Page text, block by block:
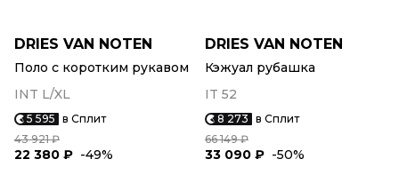
DRIES VAN NOTEN
Поло с коротким рукавом
INT L/XL
5 595 в Сплит
43 921 ₽
22 380 ₽ -49%
DRIES VAN NOTEN
Кэжуал рубашка
IT 52
8 273 в Сплит
66 149 ₽
33 090 ₽ -50%